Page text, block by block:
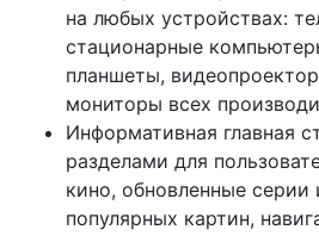
на любых устройствах:
стационарные
планшеты,
мониторы всех
Информативная главная
разделами для
кино, обновленные
популярных картин,